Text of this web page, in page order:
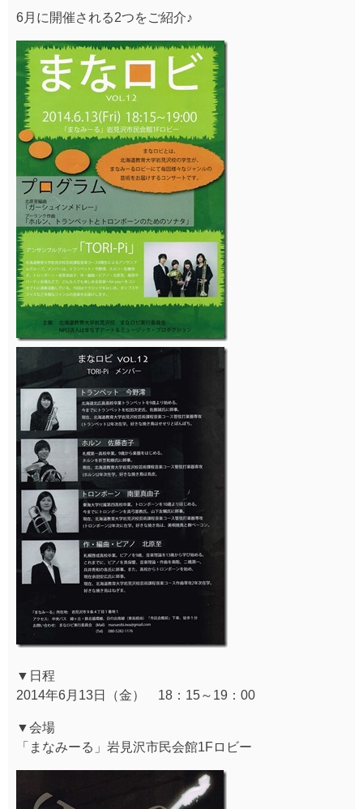
6月に開催される2つをご紹介♪
▼日程
2014年6月13日（金） 18：15～19：00
▼会場
「まなみーる」岩見沢市民会館1Fロビー